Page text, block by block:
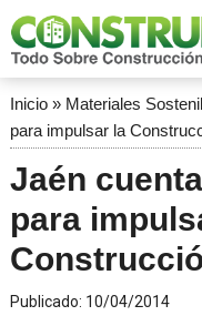
Inicio» Materiales
para impulsar la
Jaén
para
Publicado: 10/04/2014